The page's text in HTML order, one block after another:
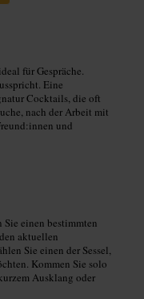
für Gespräche.
Eine
Cocktails, die oft
nach der Arbeit mit
und
Sie einen bestimmten
aktuellen
Sie einen der Sessel,
Kommen Sie solo
Ausklang oder